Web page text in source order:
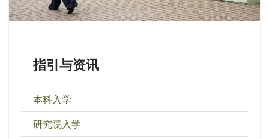
指引与资讯
本科入学
研究院入学